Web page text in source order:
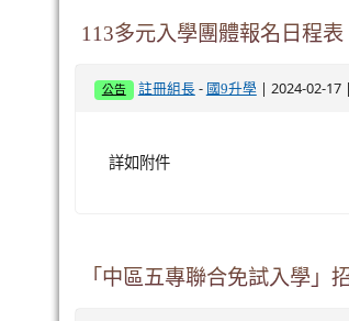
113多元入學團體報名日程表
公告 註冊組長- 國9升學| 2024-02-17
詳如附件
「中區五專聯合免試入學」